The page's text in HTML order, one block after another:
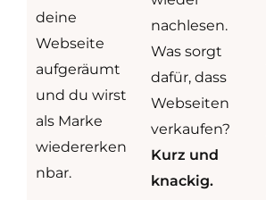
deine
Webseite
aufgeräumt
und du wirst
als Marke
wiedererken
nbar.
nachlesen.
Was sorgt
dafür, dass
Webseiten
verkaufen?
Kurz und
knackig.